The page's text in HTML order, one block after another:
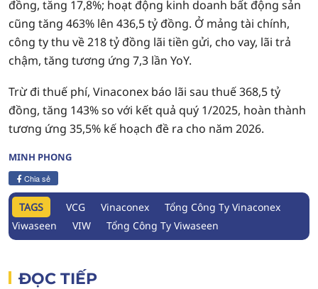
đồng, tăng 17,8%; hoạt động kinh doanh bất động sản
cũng tăng 463% lên 436,5 tỷ đồng. Ở mảng tài chính,
công ty thu về 218 tỷ đồng lãi tiền gửi, cho vay, lãi trả
chậm, tăng tương ứng 7,3 lần YoY.
Trừ đi thuế phí, Vinaconex báo lãi sau thuế 368,5 tỷ
đồng, tăng 143% so với kết quả quý 1/2025, hoàn thành
tương ứng 35,5% kế hoạch đề ra cho năm 2026.
MINH PHONG
Chia sẻ
TAGS VCG Vinaconex
Tổng Công Ty Vinaconex
Viwaseen
VIW Tổng Công Ty Viwaseen
ĐỌC TIẾP